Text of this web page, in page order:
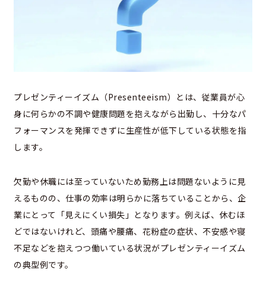
プレゼンティーイズム（Presenteeism）とは、従業員が心
身に何らかの不調や健康問題を抱えながら出勤し、十分なパ
フォーマンスを発揮できずに生産性が低下している状態を指
します。
欠勤や休職には至っていないため勤務上は問題ないように見
えるものの、仕事の効率は明らかに落ちていることから、企
業にとって「見えにくい損失」となります。例えば、休むほ
どではないけれど、頭痛や腰痛、花粉症の症状、不安感や寝
不足などを抱えつつ働いている状況がプレゼンティーイズム
の典型例です。